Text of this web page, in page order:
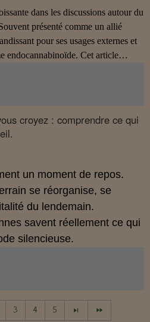
dans les discussions autour du
présenté comme un allié
pour ses usages externes et
endocannabinoïde. Cet article
moderne et conforme à la
croyez : comprendre ce qui
un moment de repos.
se réorganise, se
du lendemain.
savent réellement ce qui
silencieuse.
3 4 5